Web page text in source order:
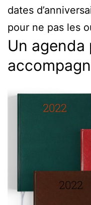
dates
pour ne pas les
Un agenda